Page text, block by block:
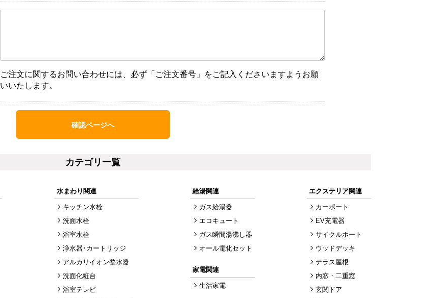
ご注文に関するお問い合わせには、必ず「ご注文番号」をご記入くださいますようお願
いいたします。
確認ページへ
カテゴリ一覧
水まわり関連
キッチン水栓
洗面水栓
浴室水栓
浄水器･カートリッジ
アルカリイオン整水器
洗面化粧台
浴室テレビ
給湯関連
ガス給湯器
エコキュート
ガス瞬間湯沸し器
オール電化セット
家電関連
生活家電
エクステリア関連
カーポート
EV充電器
サイクルポート
ウッドデッキ
テラス屋根
内窓・二重窓
玄関ドア